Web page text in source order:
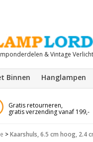
& Vintage
Binnen Hanglampen
Gratis retourneren,
gratis verzending vanaf 199,-
>Kaarshuls, 6.5 cm hoog, 2.4